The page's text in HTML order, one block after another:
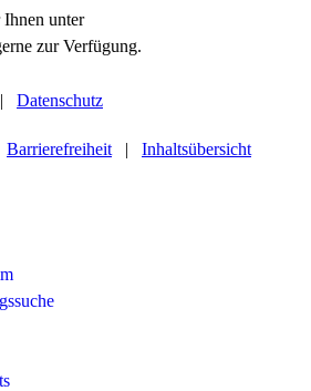
unter
zur Verfügung.
Datenschutz
Barrierefreiheit | Inhaltsübersicht